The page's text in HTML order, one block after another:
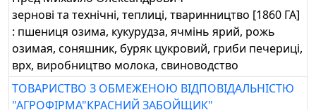
зернові та технічні, теплиці, тваринництво [1860 ГА]
: пшениця озима, кукурудза, ячмінь ярий, рожь
озимая, соняшник, буряк цукровий, гриби печериці,
врх, виробництво молока, свиноводство
ТОВАРИСТВО З ОБМЕЖЕНОЮ ВІДПОВІДАЛЬНІСТЮ
"АГРОФІРМА"КРАСНИЙ ЗАБОЙЩИК"